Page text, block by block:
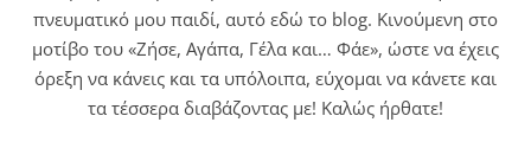
πνευματικό μου παιδί, αυτό εδώ το blog. Κινούμενη στο
μοτίβο του «Ζήσε, Αγάπα, Γέλα και… Φάε», ώστε να έχεις
όρεξη να κάνεις και τα υπόλοιπα, εύχομαι να κάνετε και
τα τέσσερα διαβάζοντας με! Καλώς ήρθατε!